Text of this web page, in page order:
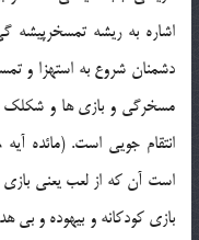
اشاره به ريشه تمسخرپيشه
دشمنان شروع به استهزا و
مسخرگي و بازي ها و شكلك
است آن كه از لعب يعني
بازي كودكانه و بيهوده و